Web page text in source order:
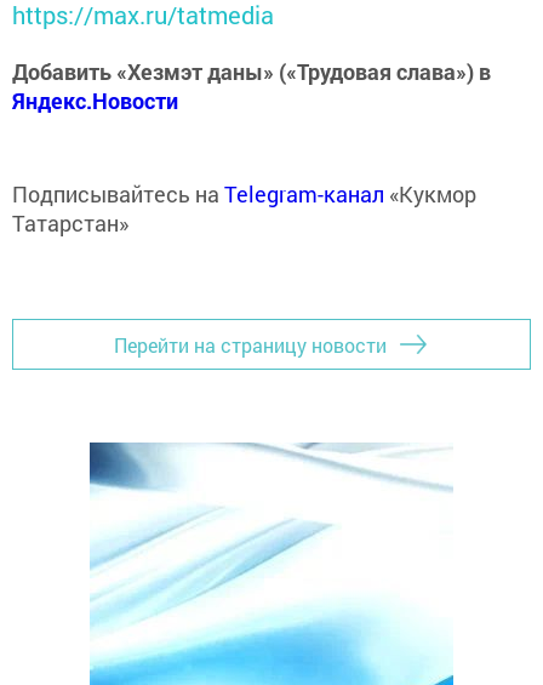
https://max.ru/tatmedia
Добавить «Хезмэт даны» («Трудовая слава») в
Яндекс.Новости
Подписывайтесь на Telegram-канал «Кукмор
Татарстан»
Перейти на страницу новости